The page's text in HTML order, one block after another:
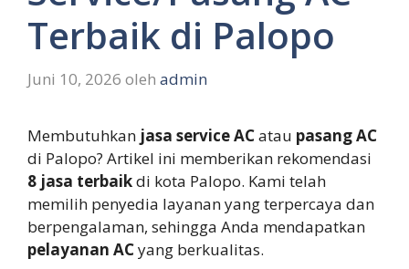
Terbaik di Palopo
Juni 10, 2026 oleh admin
Membutuhkan jasa service ACatau pasang AC
di Palopo? Artikel ini memberikan rekomendasi
8 jasa terbaikdi kota Palopo. Kami telah
memilih penyedia layanan yang terpercaya dan
berpengalaman, sehingga Anda mendapatkan
pelayanan ACyang berkualitas.